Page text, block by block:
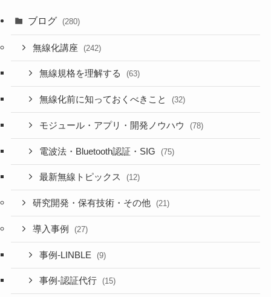
ブログ (280)
無線化講座 (242)
無線規格を理解する (63)
無線化前に知っておくべきこと (32)
モジュール・アプリ・開発ノウハウ (78)
電波法・Bluetooth認証・SIG (75)
最新無線トピックス (12)
研究開発・保有技術・その他 (21)
導入事例 (27)
事例-LINBLE (9)
事例-認証代行 (15)